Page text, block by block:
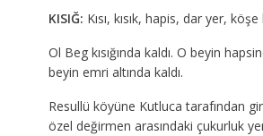
KISIĞ: Kısı, kısık, hapis, dar yer,
Ol Beg kısığında kaldı. O beyin
beyin emri altında kaldı.
Resullü köyüne Kutluca tarafından
özel değirmen arasındaki çukurluk